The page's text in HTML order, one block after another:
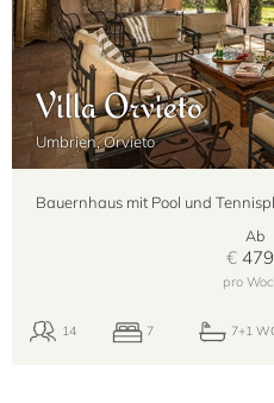
Villa Orvieto
Umbrien, Orvieto
Bauernhaus mit Pool und
Ab
€
pro